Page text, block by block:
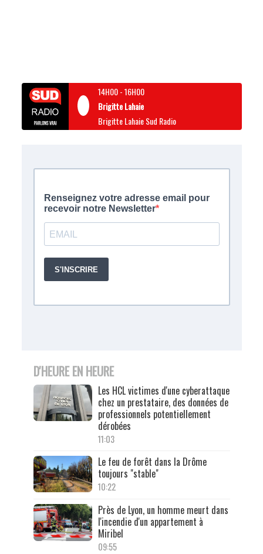
14H00-16H00
Brigitte Lahaie
Brigitte Lahaie Sud Radio
D'HEURE EN HEURE
Les HCL victimes d'une cyberattaque
chez un prestataire, des données de
professionnels potentiellement
dérobées
11:03
Le feu de forêt dans la Drôme
toujours "stable"
10:22
Près de Lyon, un homme meurt dans
l'incendie d'un appartement à
Miribel
09:55